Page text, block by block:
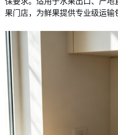
果门店，为鲜果提供专业级运输